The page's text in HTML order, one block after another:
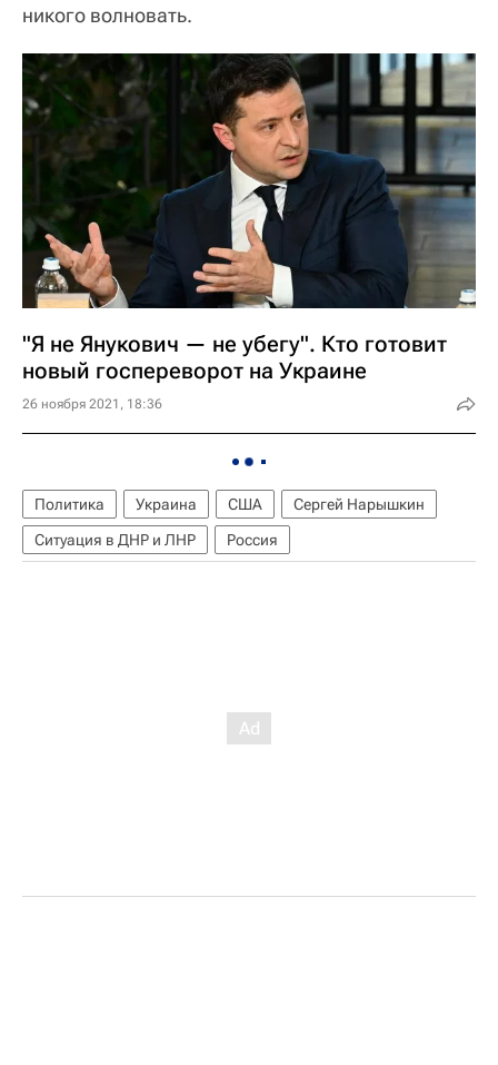
никого волновать.
"Я не Янукович — не убегу". Кто готовит
новый госпереворот на Украине
26 ноября 2021, 18:36
Политика Украина США
Сергей Нарышкин
Ситуация в ДНР и ЛНР
Россия